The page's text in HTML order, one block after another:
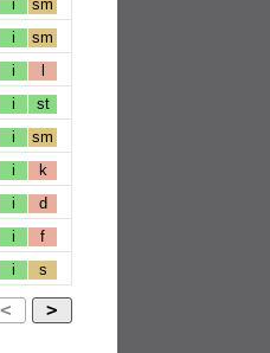
i sm
i sm
i l
i st
i sm
i k
i d
i f
i s